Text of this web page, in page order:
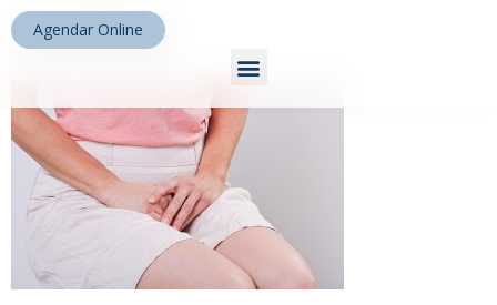
Agendar Online
mulher